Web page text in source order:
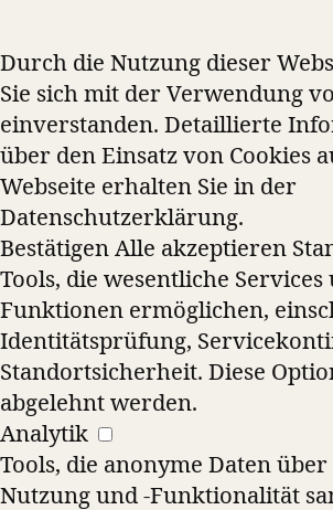
Durch die Nutzung dieser
Sie sich mit der Verwendung
einverstanden. Detaillierte
über den Einsatz von Cookies
Webseite erhalten Sie in der
Datenschutzerklärung.
BestätigenAlle akzeptieren
Tools, die wesentliche Services
Funktionen ermöglichen,
Identitätsprüfung,
Standortsicherheit. Diese
abgelehnt werden.
Analytik
Tools, die anonyme Daten über
Nutzung und -Funktionalität